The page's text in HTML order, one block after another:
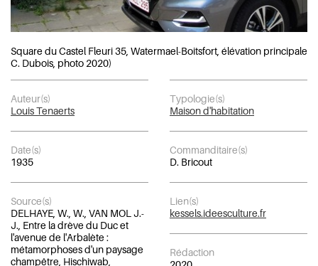
Square du Castel Fleuri 35, Watermael-Boitsfort, élévation principale
C. Dubois, photo 2020)
Auteur(s)
Louis Tenaerts
Typologie(s)
Maison d'habitation
Date(s)
1935
Commanditaire(s)
D. Bricout
Source(s)
DELHAYE, W., W., VAN MOL J.-
J., Entre la drève du Duc et
l'avenue de l'Arbalète :
métamorphoses d'un paysage
champêtre, Hischiwab,
Lien(s)
kessels.ideesculture.fr
Rédaction